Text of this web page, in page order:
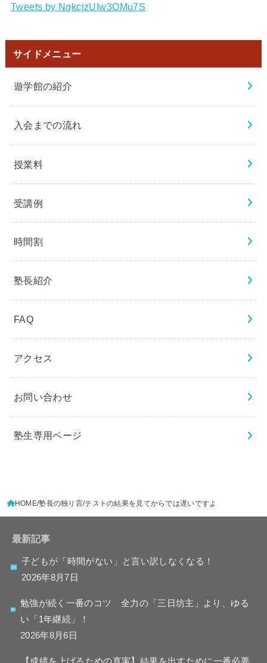
Tweets by NgkcjzUIw3OMu7S
サイドメニュー
遊学館の紹介
入会までの流れ
授業料
受講例
時間割
塾長紹介
FAQ
アクセス
お問い合わせ
塾生専用ページ
HOME 塾長の独り言 テストの結果を見てからでは遅いですよ
最新記事
子どもが「時間がない」と言い訳しなくなる！
2026年8月7日
勉強が続く一番のコツ 全力の「三日坊主」より、ゆる
い「1年継続」！
2026年8月6日